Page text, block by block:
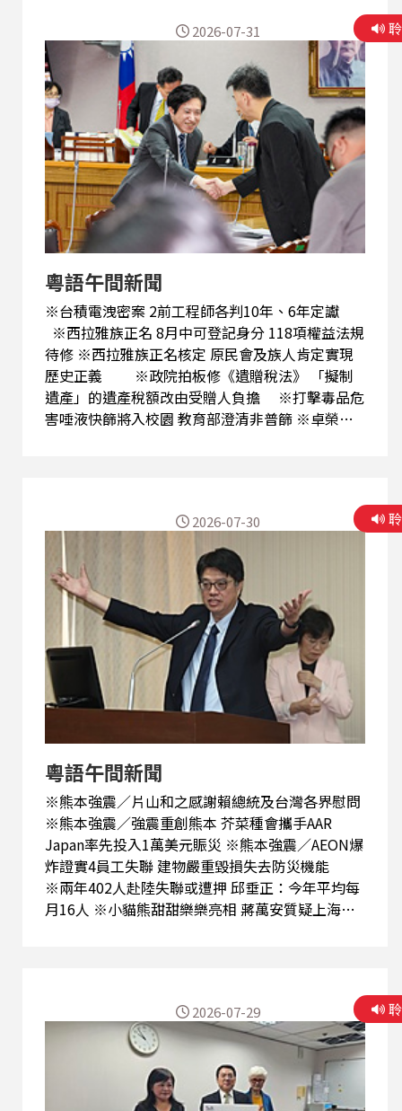
粵語午間新聞
※台積電洩密案 2前工程師各判10年、6年定讞
※西拉雅族正名 8月中可登記身分 118項權益法規
待修 ※西拉雅族正名核定 原民會及族人肯定實現
歷史正義 ※政院拍板修《遺贈稅法》 「擬制
遺產」的遺產稅額改由受贈人負擔 ※打擊毒品危
害唾液快篩將入校園 教育部澄清非普篩 ※卓榮
明延伸大陸礁層申請 爭取資源權
2026-07-31
粵語午間新聞
※熊本強震／片山和之感謝賴總統及台灣各界慰問
※熊本強震／強震重創熊本 芥菜種會攜手AAR
Japan率先投入1萬美元賑災 ※熊本強震／AEON爆
炸證實4員工失聯 建物嚴重毀損失去防災機能
※兩年402人赴陸失聯或遭押 邱垂正：今年平均每
月16人 ※小貓熊甜甜樂樂亮相 蔣萬安質疑上海團
假、育兒假修法待協商 洪申翰：有信心明年如期上
路 ※中共7月底政治局會議 預料研判經濟、敲
定五中 ※尹錫悅戒嚴案首件定讞判7年 律師資
2026-07-30
2026-07-29